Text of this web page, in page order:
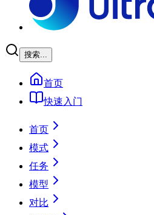
搜索...
首页
快速入门
首页
模式
任务
模型
对比